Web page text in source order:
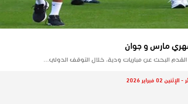
مارس و جوان
القدم البحث عن مباريات ودية، خلال التوقف الدولي…